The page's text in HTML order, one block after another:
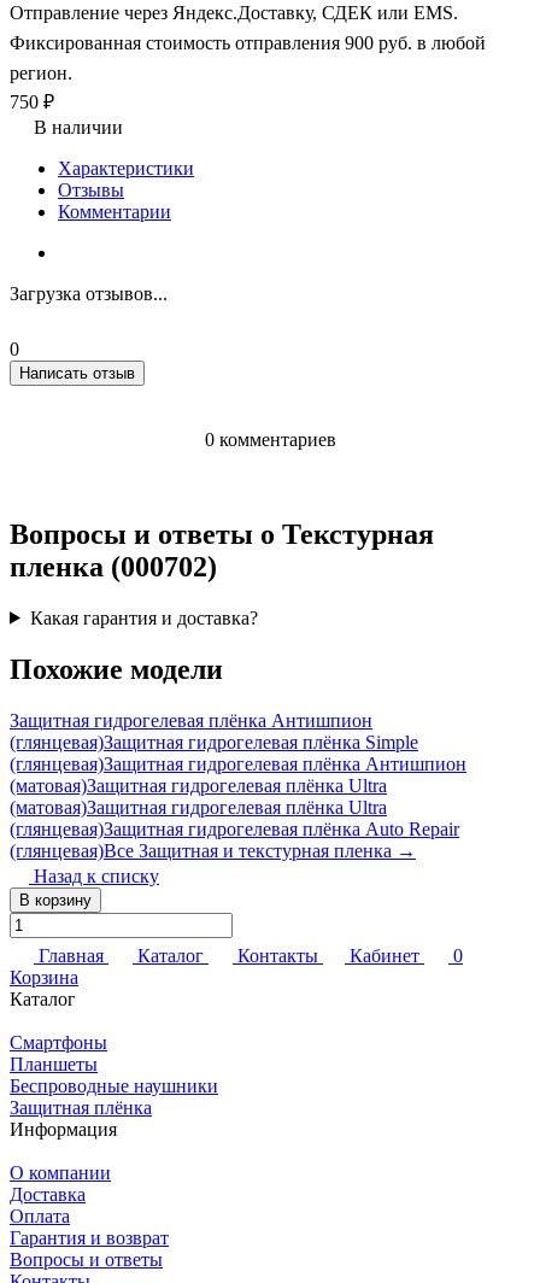
Отправление через Яндекс.Доставку, СДЕК или EMS.
Фиксированная стоимость отправления 900 руб. в любой
регион.
750 ₽
В наличии
Характеристики
Отзывы
Комментарии
Загрузка отзывов...
0
Написать отзыв
0 комментариев
Вопросы и ответы о Текстурная
пленка (000702)
Какая гарантия и доставка?
Похожие модели
Защитная гидрогелевая плёнка Антишпион
(глянцевая)Защитная гидрогелевая плёнка Simple
(глянцевая)Защитная гидрогелевая плёнка Антишпион
(матовая)Защитная гидрогелевая плёнка Ultra
(матовая)Защитная гидрогелевая плёнка Ultra
(глянцевая)Защитная гидрогелевая плёнка Auto Repair
(глянцевая)Все Защитная и текстурная пленка →
Назад к списку
В корзину
Главная Каталог Контакты Кабинет
0
Корзина
Каталог
Смартфоны
Планшеты
Беспроводные наушники
Защитная плёнка
Информация
О компании
Доставка
Оплата
Гарантия и возврат
Вопросы и ответы